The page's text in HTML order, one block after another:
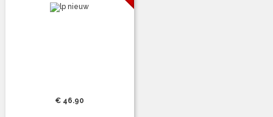
€ 46.90